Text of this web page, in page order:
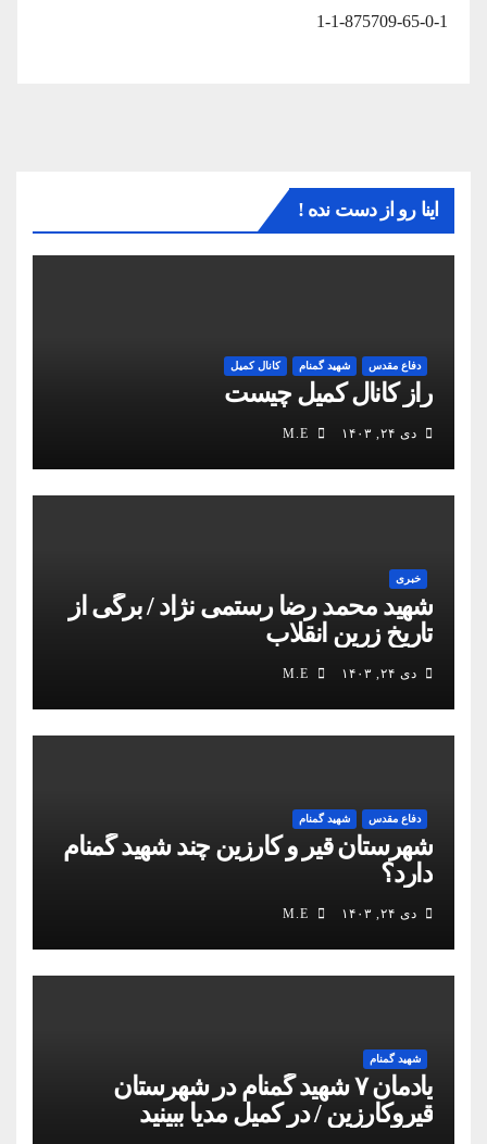
1-1-875709-65-0-1
اینا رو از دست نده !
دفاع مقدس شهید گمنام کانال کمیل
راز کانال کمیل چیست
دی ۲۴, ۱۴۰۳
خبری
شهید محمد رضا رستمی نژاد / برگی از
تاریخ زرین انقلاب
دی ۲۴, ۱۴۰۳
دفاع مقدس شهید گمنام
شهرستان قیر و کارزین چند شهید گمنام
دارد؟
دی ۲۴, ۱۴۰۳
شهید گمنام
یادمان ۷ شهید گمنام در شهرستان
قیروکارزین / در کمیل مدیا ببینید